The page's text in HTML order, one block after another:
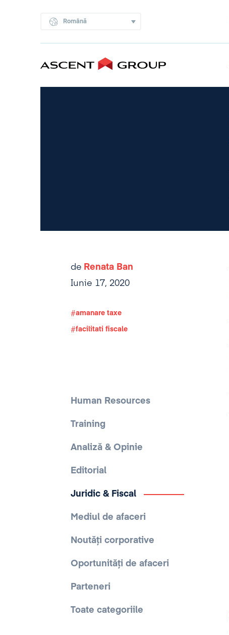
Română
de Renata Ban
Iunie 17, 2020
amanare taxe
facilitati fiscale
Human Resources
Training
Analiză & Opinie
Editorial
Juridic & Fiscal
Mediul de afaceri
Noutăți corporative
Oportunități de afaceri
Parteneri
Toate categoriile